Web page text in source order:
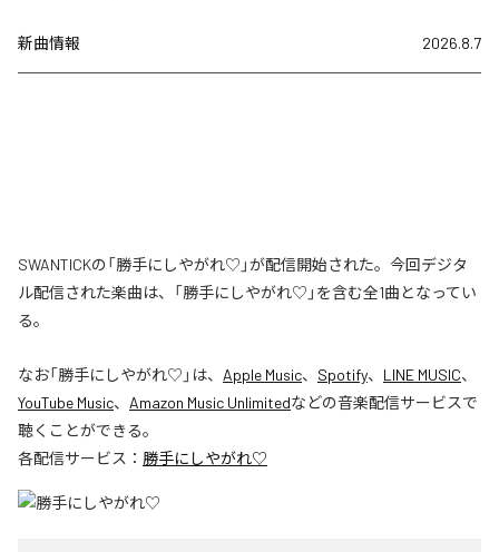
新曲情報 2026.8.7
SWANTICKの「勝手にしやがれ♡」が配信開始された。今回デジタ
ル配信された楽曲は、「勝手にしやがれ♡」を含む全1曲となってい
る。
なお「勝手にしやがれ♡ 」は、 Apple Music、 Spotify、 LINE MUSIC、
YouTube Music、 Amazon Music Unlimitedなどの音楽配信サービスで
聴くことができる。
各配信サービス： 勝手にしやがれ♡